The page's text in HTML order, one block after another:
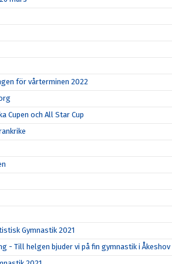
för vårterminen 2022
Cupen och All Star Cup
Gymnastik 2021
- Till helgen bjuder vi på fin gymnastik i Åkeshov